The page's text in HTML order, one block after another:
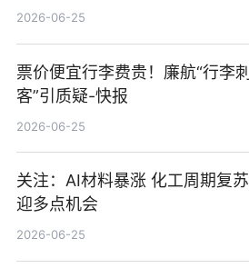
100%_新动态
2026-06-25
票价便宜行李费贵！廉航“行李刺
客”引质疑-快报
2026-06-25
关注：AI材料暴涨 化工周期复苏
迎多点机会
2026-06-25